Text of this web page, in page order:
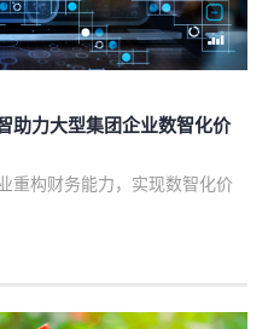
助力大型集团企业数智化价
重构财务能力，实现数智化价